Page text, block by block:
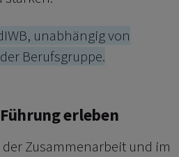
unabhängig von
Berufsgruppe.
erleben
Zusammenarbeit und im